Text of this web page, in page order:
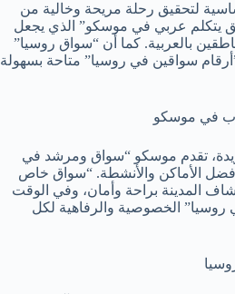
لتحقيق رحلة مريحة وخالية من
يتكلم عربي في موسكو” الذي يجعل
بالعربية. كما أن “سواق روسيا”
سواقين في روسيا” متاحة بسهولة
في موسكو
تقدم موسكو “سواق ومرشد في
الأماكن والأنشطة. “سواق خاص
المدينة براحة وأمان، وفي الوقت
الخصوصية والرفاهية لكل